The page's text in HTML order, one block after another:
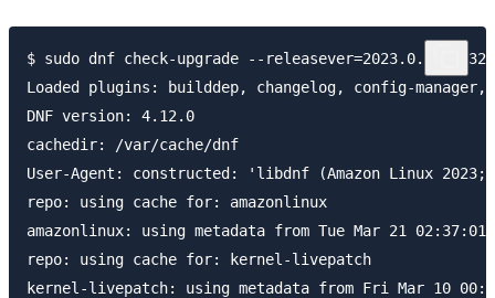
$ sudo dnf check-upgrade --
Loaded plugins: builddep, changelog, config-
DNF version: 4.12.0
cachedir: /var/cache/dnf
User-Agent: constructed: 'libdnf (Amazon Linux
repo: using cache for: amazonlinux
amazonlinux: using metadata from Tue Mar 21 02:37:01
repo: using cache for: kernel-livepatch
kernel-livepatch: using metadata from Fri Mar 10